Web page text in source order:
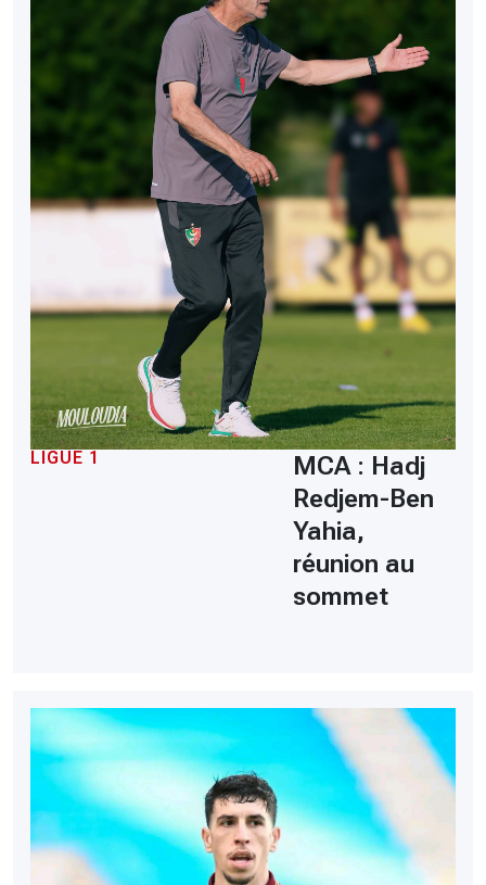
LIGUE 1
MCA : Hadj
Redjem-Ben
Yahia,
réunion au
sommet